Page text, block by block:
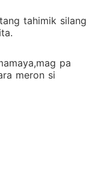
tahimik silang
pa
meron si